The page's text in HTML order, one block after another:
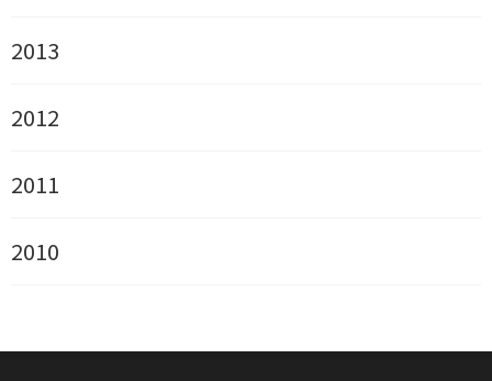
2013
2012
2011
2010